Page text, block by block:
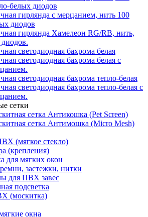
белых диодов
гирлянда с мерцанием, нить 100
диодов
гирлянда Хамелеон RG/RB, нить,
диодов.
светодиодная бахрома белая
светодиодная бахрома белая с
светодиодная бахрома тепло-белая
светодиодная бахрома тепло-белая с
сетки
сетка Антикошка (Pet Screen)
сетка Антимошка (Micro Mesh)
(мягкое стекло)
(крепления)
для мягких окон
застежки, нитки
для ПВХ завес
подсветка
(москитка)
окна